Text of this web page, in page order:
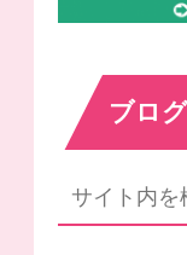
ブロ